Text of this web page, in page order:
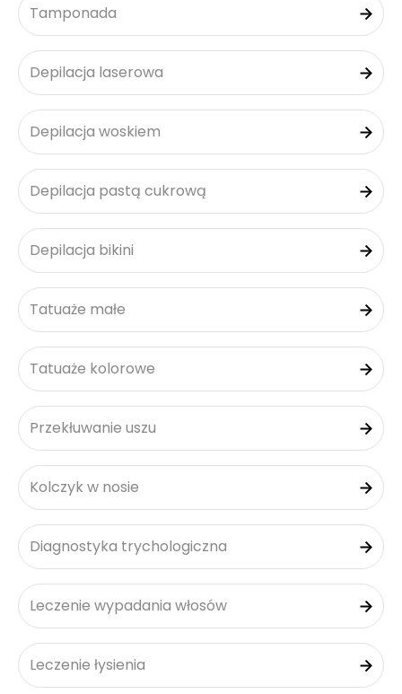
Tamponada
Depilacja laserowa
Depilacja woskiem
Depilacja pastą cukrową
Depilacja bikini
Tatuaże małe
Tatuaże kolorowe
Przekłuwanie uszu
Kolczyk w nosie
Diagnostyka trychologiczna
Leczenie wypadania włosów
Leczenie łysienia